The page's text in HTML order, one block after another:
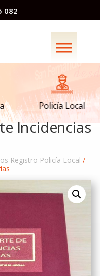
082
Policía Local
Incidencias
Registro Policía Local /